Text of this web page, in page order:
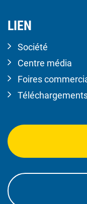
LIEN
Société
Centre média
Foires